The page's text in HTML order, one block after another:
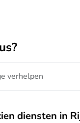
diensten in